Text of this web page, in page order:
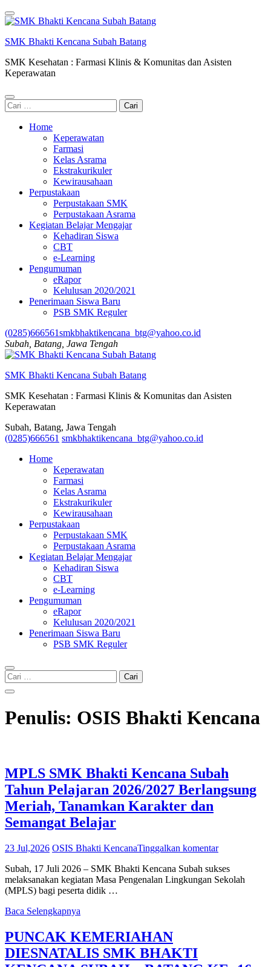
Lompat
ke
(Tekan
SMK Bhakti Kencana Subah Batang
SMK Kesehatan : Farmasi Klinis & Komunitas dan Asisten
Keperawatan
Cari
untuk:
Home
Keperawatan
Farmasi
Kelas Asrama
Ekstrakurikuler
Kewirausahaan
Perpustakaan
Perpustakaan SMK
Perpustakaan Asrama
Kegiatan Belajar Mengajar
Kehadiran Siswa
CBT
e-Learning
Pengumuman
eRapor
Kelulusan 2020/2021
Penerimaan Siswa Baru
PSB SMK Reguler
(0285)666561smkbhaktikencana_btg@yahoo.co.id
Subah, Batang, Jawa Tengah
SMK Bhakti Kencana Subah Batang
SMK Kesehatan : Farmasi Klinis & Komunitas dan Asisten
Keperawatan
Subah, Batang, Jawa Tengah
(0285)666561 smkbhaktikencana_btg@yahoo.co.id
Home
Keperawatan
Farmasi
Kelas Asrama
Ekstrakurikuler
Kewirausahaan
Perpustakaan
Perpustakaan SMK
Perpustakaan Asrama
Kegiatan Belajar Mengajar
Kehadiran Siswa
CBT
e-Learning
Pengumuman
eRapor
Kelulusan 2020/2021
Penerimaan Siswa Baru
PSB SMK Reguler
Cari
untuk:
Penulis: OSIS Bhakti Kencana
MPLS SMK Bhakti Kencana Subah
Tahun Pelajaran 2026/2027 Berlangsung
Meriah, Tanamkan Karakter dan
Semangat Belajar
23 Jul,2026 OSIS Bhakti KencanaTinggalkan komentar
Subah, 17 Juli 2026 – SMK Bhakti Kencana Subah sukses
melaksanakan kegiatan Masa Pengenalan Lingkungan Sekolah
(MPLS) bagi peserta didik …
Baca Selengkapnya
PUNCAK KEMERIAHAN
DIESNATALIS SMK BHAKTI